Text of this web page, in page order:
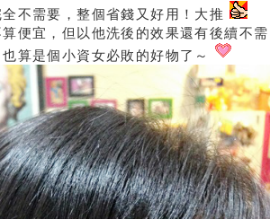
不需要，整個省錢又好用！大推
便宜，但以他洗後的效果還有後續不需
算是個小資女必敗的好物了～